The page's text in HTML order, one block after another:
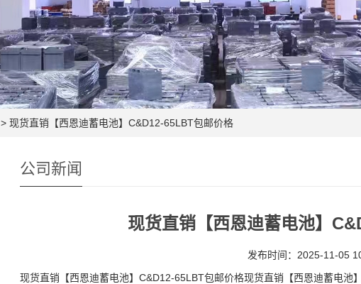
> 现货直销【西恩迪蓄电池】C&D12-65LBT包邮价格
公司新闻
现货直销【西恩迪蓄电池】
发布时间：2025-11-05
现货直销【西恩迪蓄电池】C&D12-65LBT包邮价格现货直销【西恩迪蓄电池